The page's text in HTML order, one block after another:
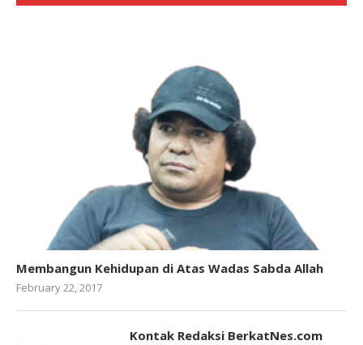
Membangun Kehidupan di Atas Wadas Sabda Allah
February 22, 2017
Kontak Redaksi BerkatNes.com